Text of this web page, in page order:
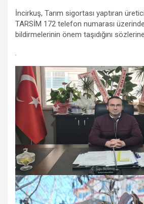
İncirkuş, Tarım sigortası yaptıran
TARSİM 172 telefon numarası
bildirmelerinin önem taşıdığını
.